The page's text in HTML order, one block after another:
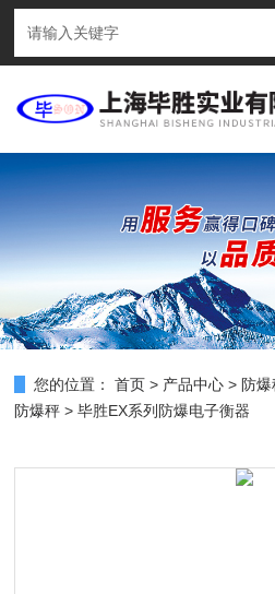
您的位置： 首页 > 产品中心 > 防
防爆秤 > 毕胜EX系列防爆电子衡器